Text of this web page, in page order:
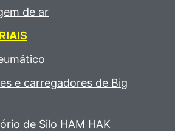
de ar
e carregadores de Big
de Silo HAM HAK